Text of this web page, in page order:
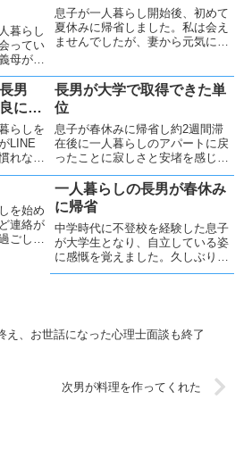
暮らし
ってい
母が学
は忙し
動して
に安心
ようで
息子が一人暮らし開始後、初めて
夏休みに帰省しました。私は会え
ませんでしたが、妻から元気に大
ら通信制高校を経て成長し大学へ
進学した姿に感慨を覚え、今後も
陰ながら見守りたいと思います。
男
良に…
らしを
LINE
れない
越えま
ど不安
体調の
長男が大学で取得できた単
位
息子が春休みに帰省し約2週間滞
在後に一人暮らしのアパートに戻
ったことに寂しさと安堵を感じま
した。大学から郵送された成績表
で全単位取得を確認し成長を実感
しました。通信制高校生の弟（次
男）も1年間頑張りました。
を始め
連絡が
ごして
一人暮らしの長男が春休み
に帰省
中学時代に不登校を経験した息子
が大学生となり、自立している姿
に感慨を覚えました。久しぶりの
再会はとてもうれしく、家族で穏
え、お世話になった心理士面談も終了
次男が料理を作ってくれた